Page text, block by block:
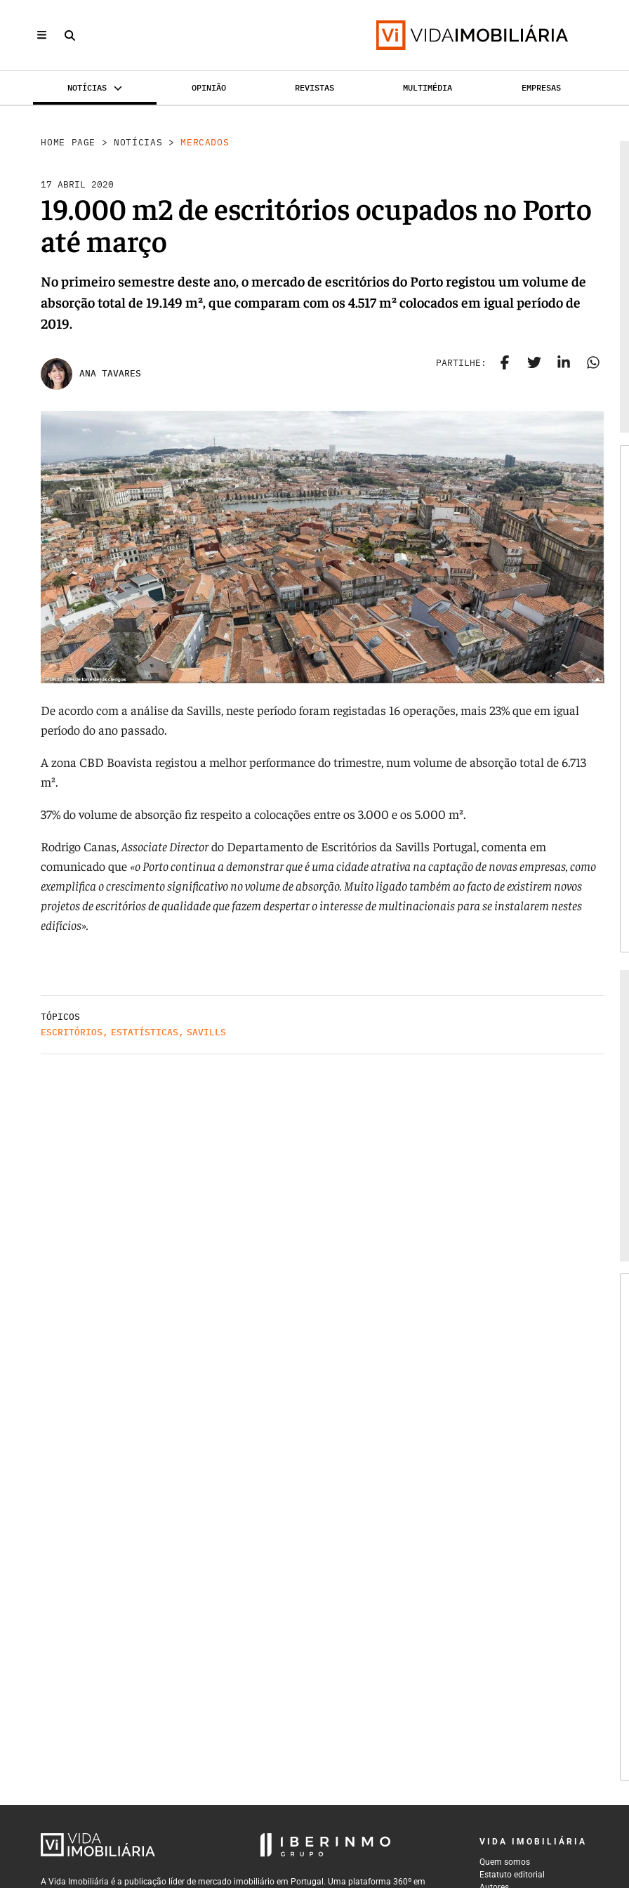
NOTÍCIAS OPINIÃO REVISTAS MULTIMÉDIA EMPRESAS
HOME PAGE > NOTÍCIAS >MERCADOS
17 ABRIL 2020
19.000 m2 de escritórios ocupados no Porto
até março
No primeiro semestre deste ano, o mercado de escritórios do Porto registou um volume de
absorção total de 19.149 m², que comparam com os 4.517 m² colocados em igual período de
2019.
ANA TAVARES
PARTILHE:
De acordo com a análise da Savills, neste período foram registadas 16 operações, mais 23% que em igual
período do ano passado.
A zona CBD Boavista registou a melhor performance do trimestre, num volume de absorção total de 6.713
m².
37% do volume de absorção fiz respeito a colocações entre os 3.000 e os 5.000 m².
Rodrigo Canas,Associate Directordo Departamento de Escritórios da Savills Portugal, comenta em
comunicado que «o Porto continua a demonstrar que é uma cidade atrativa na captação de novas empresas, como
exemplifica o crescimento significativo no volume de absorção. Muito ligado também ao facto de existirem novos
projetos de escritórios de qualidade que fazem despertar o interesse de multinacionais para se instalarem nestes
edifícios».
TÓPICOS
ESCRITÓRIOS , ESTATÍSTICAS , SAVILLS
A Vida Imobiliária é a publicação líder de mercado imobiliário em Portugal. Uma plataforma 360º em
VIDA IMOBILIÁRIA
Quem somos
Estatuto editorial